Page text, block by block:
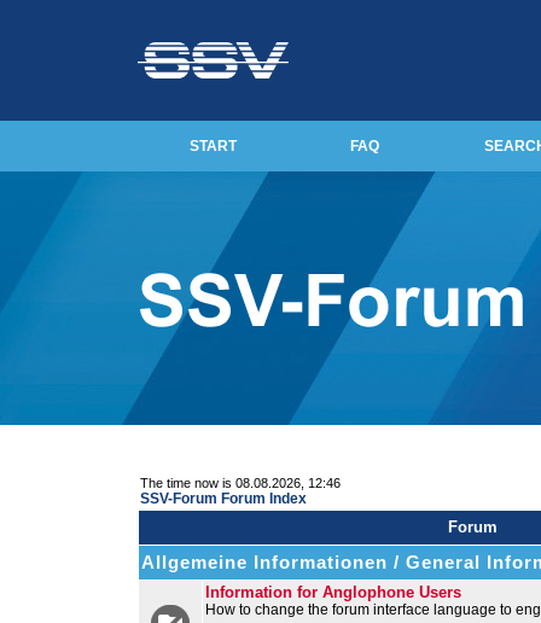
START FAQ
The time now is 08.08.2026, 12:46
SSV-Forum Forum Index
Forum
Allgemeine Informationen / General
Information for Anglophone Users
How to change the forum interface language to